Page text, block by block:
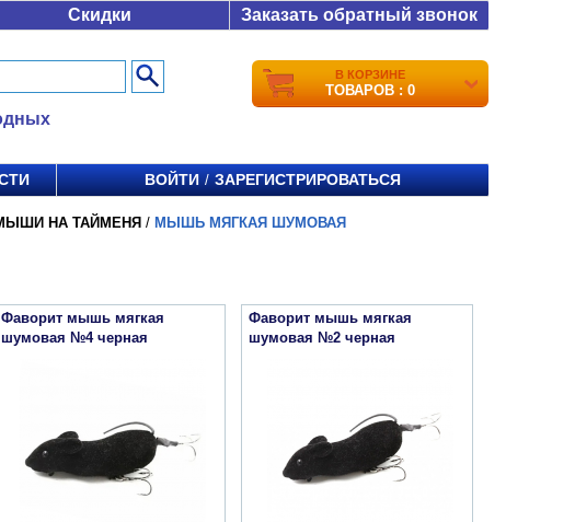
Скидки Заказать обратный звонок
В КОРЗИНЕ
ТОВАРОВ : 0
ВОЙТИ / ЗАРЕГИСТРИРОВАТЬСЯ
НА ТАЙМЕНЯ / МЫШЬ МЯГКАЯ ШУМОВАЯ
Фаворит мышь мягкая
шумовая №4 черная
Фаворит мышь мягкая
шумовая №2 черная